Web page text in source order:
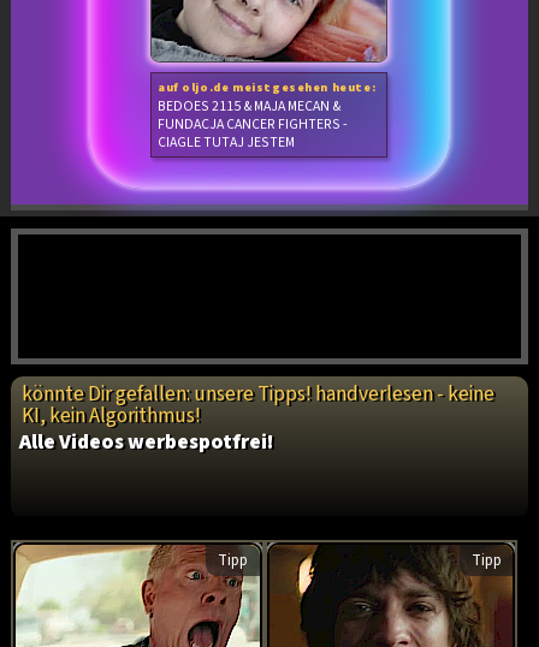
auf oljo.de meistgesehen heute:
BEDOES 2115 & MAJA MECAN &
FUNDACJA CANCER FIGHTERS -
CIAGLE TUTAJ JESTEM
könnte Dir gefallen: unsere Tipps! handverlesen - keine
KI, kein Algorithmus!
Alle Videos werbespotfrei!
Tipp Tipp